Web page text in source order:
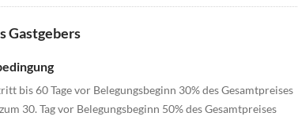
Gastgebers
bis 60 Tage vor Belegungsbeginn 30% des Gesamtpreises
30. Tag vor Belegungsbeginn 50% des Gesamtpreises